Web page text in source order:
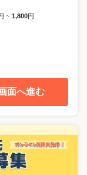
~ 1,800円
面へ進む